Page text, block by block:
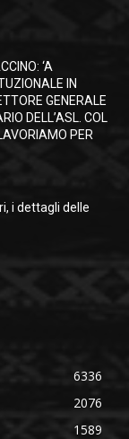
‘A
IN
GENERALE
DELL’ASL. COL
PER
i dettagli delle
6336
2076
1589